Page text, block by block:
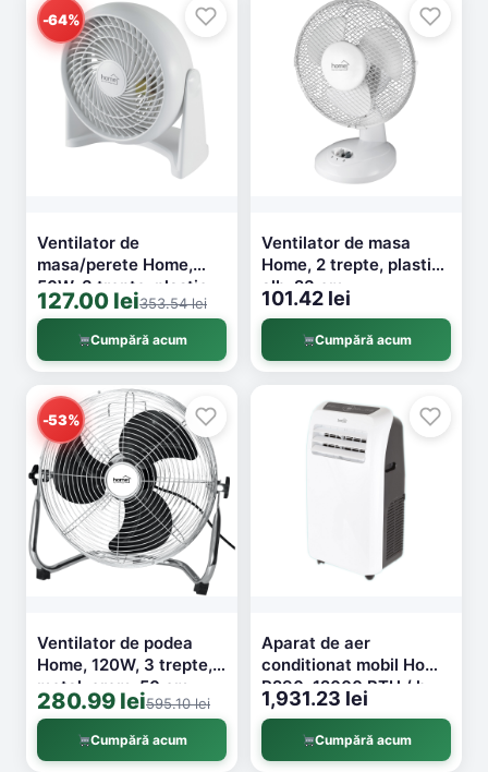
-64%
Ventilator de
masa/perete Home,
50W, 3 trepte, plastic,
alb, 23 cm
127.00 lei353.54 lei
Cumpără acum
Ventilator de masa
Home, 2 trepte, plastic,
alb, 23 cm
101.42 lei
Cumpără acum
-53%
Ventilator de podea
Home, 120W, 3 trepte,
metal, crom, 50 cm
280.99 lei595.10 lei
Cumpără acum
Aparat de aer
conditionat mobil Home
R290, 12000 BTU / h,
65 dB, 3 functii, alb, 44
x 82 x 35 cm
1,931.23 lei
Cumpără acum